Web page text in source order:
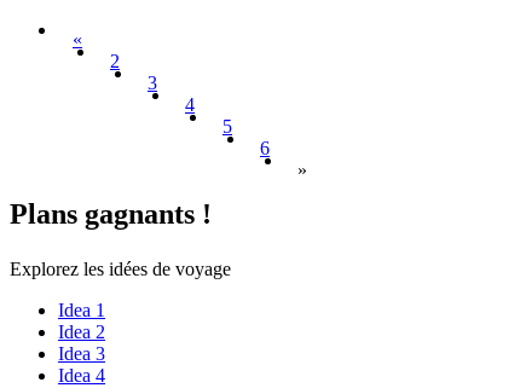
«
2
3
4
5
6
»
Plans gagnants !
Explorez les idées de voyage
Idea 1
Idea 2
Idea 3
Idea 4